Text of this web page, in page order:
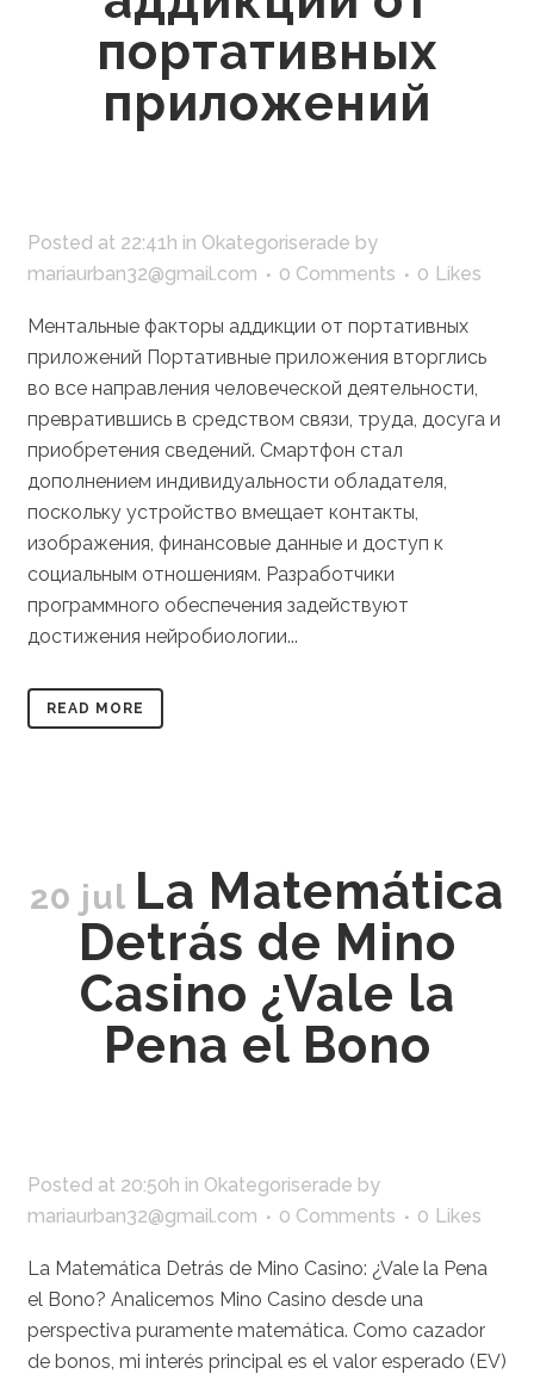
портативных
приложений
Posted at 22:41h in Okategoriserade by
mariaurban32@gmail.com
0 Comments 0 Likes
Ментальные факторы аддикции от портативных
приложений Портативные приложения вторглись
во все направления человеческой деятельности,
превратившись в средством связи, труда, досуга и
приобретения сведений. Смартфон стал
дополнением индивидуальности обладателя,
поскольку устройство вмещает контакты,
изображения, финансовые данные и доступ к
социальным отношениям. Разработчики
программного обеспечения задействуют
достижения нейробиологии...
READ MORE
20 jul La Matemática
Detrás de Mino
Casino ¿Vale la
Pena el Bono
Posted at 20:50h in Okategoriserade by
mariaurban32@gmail.com
0 Comments 0 Likes
La Matemática Detrás de Mino Casino: ¿Vale la Pena
el Bono? Analicemos Mino Casino desde una
perspectiva puramente matemática. Como cazador
de bonos, mi interés principal es el valor esperado (EV)